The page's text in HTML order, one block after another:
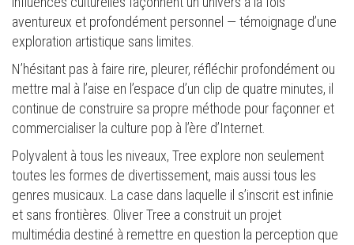
aventureux et profondément personnel — témoignage d’une
exploration artistique sans limites.
N’hésitant pas à faire rire, pleurer, réfléchir profondément ou
mettre mal à l’aise en l’espace d’un clip de quatre minutes, il
continue de construire sa propre méthode pour façonner et
commercialiser la culture pop à l’ère d’Internet.
Polyvalent à tous les niveaux, Tree explore non seulement
toutes les formes de divertissement, mais aussi tous les
genres musicaux. La case dans laquelle il s’inscrit est infinie
et sans frontières. Oliver Tree a construit un projet
multimédia destiné à remettre en question la perception que